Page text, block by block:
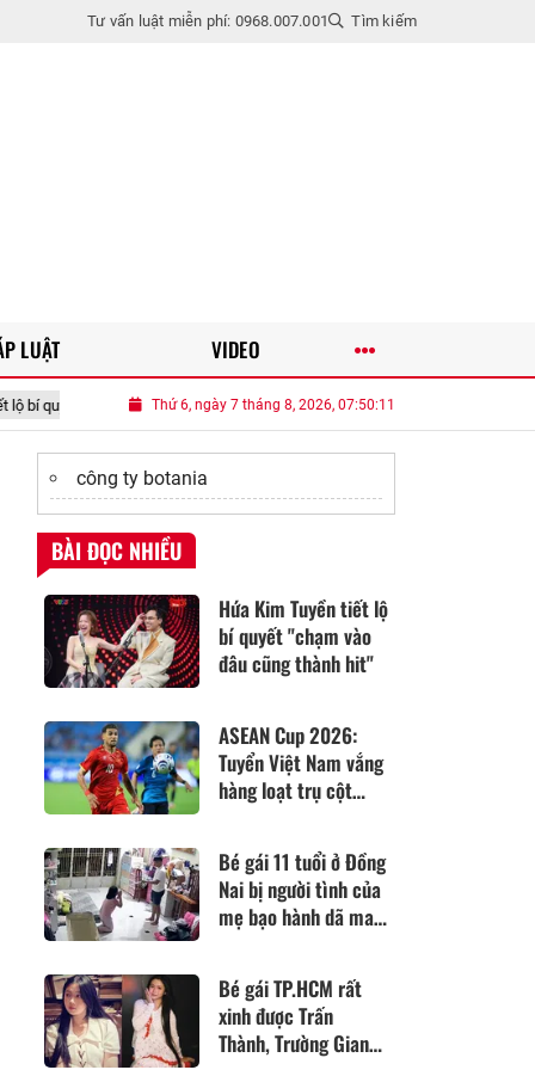
Tư vấn luật miễn phí: 0968.007.001 Tìm kiếm
vào đâu cũng thành hit" Bé gái 11 tuổi ở Đồng Nai bị người tình
Thứ 6, ngày 7 tháng 8, 2026, 07:50:12
LUẬT VIDEO
công ty botania
BÀI ĐỌC NHIỀU
Hứa Kim Tuyền tiết lộ
bí quyết "chạm vào
đâu cũng thành hit"
ASEAN Cup 2026:
Tuyển Việt Nam vắng
hàng loạt trụ cột
Campuchia
Bé gái 11 tuổi ở Đồng
Nai bị người tình của
mẹ bạo hành dã man
Bé gái TP.HCM rất
xinh được Trấn
Thành, Trường Giang